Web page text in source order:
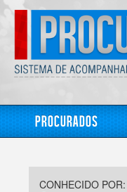
Procurados
CONHECIDO POR: